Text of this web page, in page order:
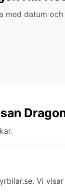
med datum och
Vi